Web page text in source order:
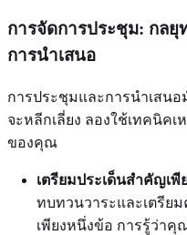
การจัดการประชุม: กล
การนำเสนอ
การประชุมและการนำเสน
จะหลีกเลี่ยง ลองใช้เทคนิค
ของคุณ
เตรียมประเด็นสำคัญเพี
ทบทวนวาระและเตรีย
เพียงหนึ่งข้อ การรู้ว่าคุ